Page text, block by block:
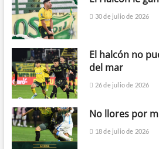
30 de julio de 2026
El halcón no
del mar
26 de julio de 2026
No llores por
18 de julio de 2026